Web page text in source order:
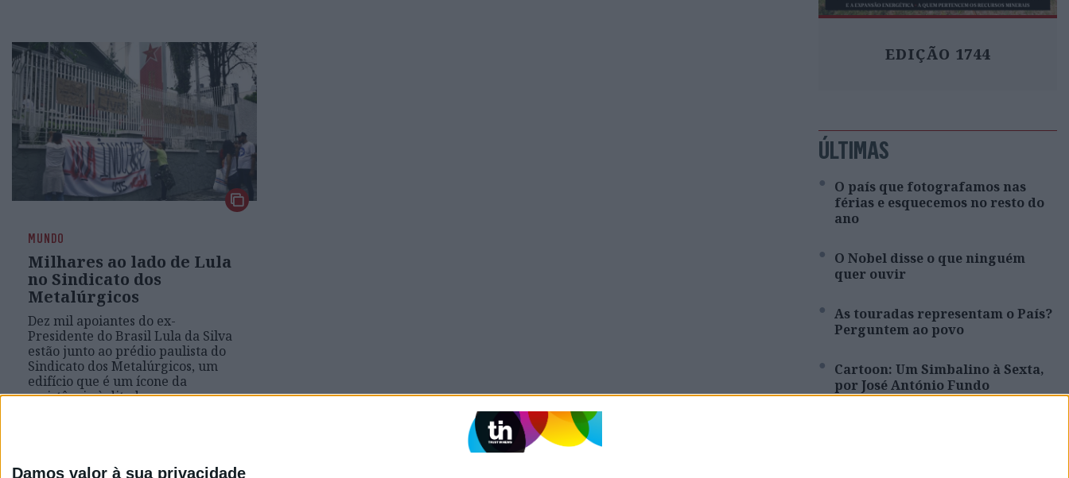
Damos valor à sua privacidade
MUNDO
Milhares ao lado de Lula
no Sindicato dos
Metalúrgicos
Dez mil apoiantes do ex-
Presidente do Brasil Lula da Silva
estão junto ao prédio paulista do
Sindicato dos Metalúrgicos, um
edifício que é um ícone da
resistência à ditadura,
EDIÇÃO 1744
ÚLTIMAS
O país que fotografamos nas
férias e esquecemos no resto do
ano
O Nobel disse o que ninguém
quer ouvir
As touradas representam o País?
Perguntem ao povo
Cartoon: Um Simbalino à Sexta,
por José António Fundo